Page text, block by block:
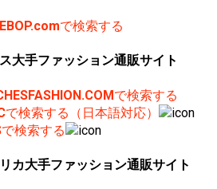
で検索する
大手ファッション通販サイト
で検索する
で検索する（日本語対応）
で検索する
カ大手ファッション通販サイト